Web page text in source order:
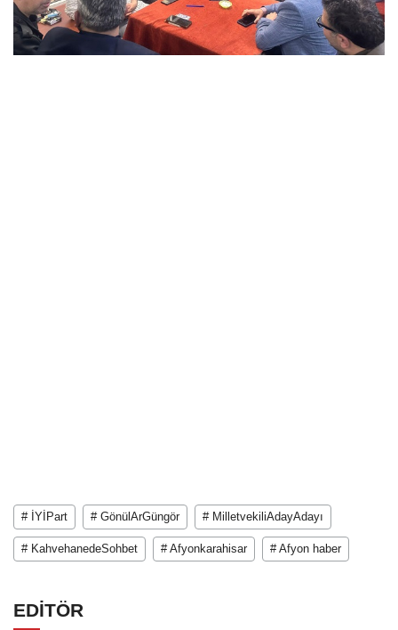
# İYİPart # GönülArGüngör # MilletvekiliAdayAdayı
# KahvehanedeSohbet # Afyonkarahisar # Afyon haber
EDİTÖR